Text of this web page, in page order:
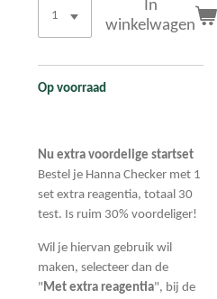
In
winkelwagen
Op voorraad
Nu extra voordelige startset
Bestel je Hanna Checker met 1
set extra reagentia, totaal 30
test. Is ruim 30% voordeliger!
Wil je hiervan gebruik wil
maken, selecteer dan de
" Met extra reagentia", bij de